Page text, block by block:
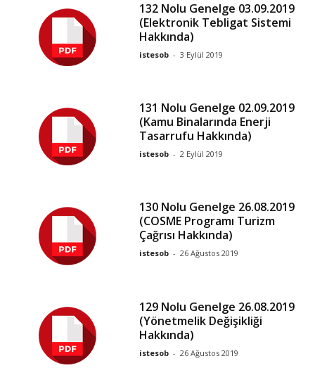
132 Nolu Genelge 03.09.2019
(Elektronik Tebligat Sistemi
Hakkında)
istesob - 3 Eylül 2019
131 Nolu Genelge 02.09.2019
(Kamu Binalarında Enerji
Tasarrufu Hakkında)
istesob - 2 Eylül 2019
130 Nolu Genelge 26.08.2019
(COSME Programı Turizm
Çağrısı Hakkında)
istesob - 26 Ağustos 2019
129 Nolu Genelge 26.08.2019
(Yönetmelik Değişikliği
Hakkında)
istesob - 26 Ağustos 2019